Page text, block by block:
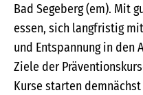
Bad Segeberg (em). Mit
essen, sich langfristig
und Entspannung in den
Ziele der
Kurse starten demnächst